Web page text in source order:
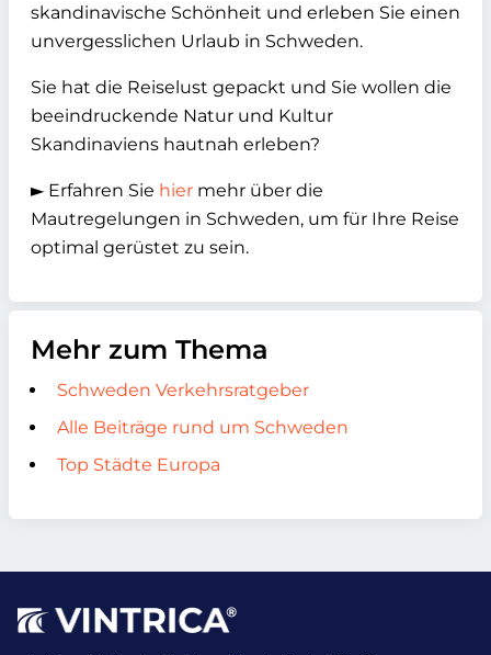
skandinavische Schönheit und erleben Sie einen
unvergesslichen Urlaub in Schweden.
Sie hat die Reiselust gepackt und Sie wollen die
beeindruckende Natur und Kultur
Skandinaviens hautnah erleben?
► Erfahren Sie hier mehr über die
Mautregelungen in Schweden, um für Ihre Reise
optimal gerüstet zu sein.
Mehr zum Thema
Schweden Verkehrsratgeber
Alle Beiträge rund um Schweden
Top Städte Europa